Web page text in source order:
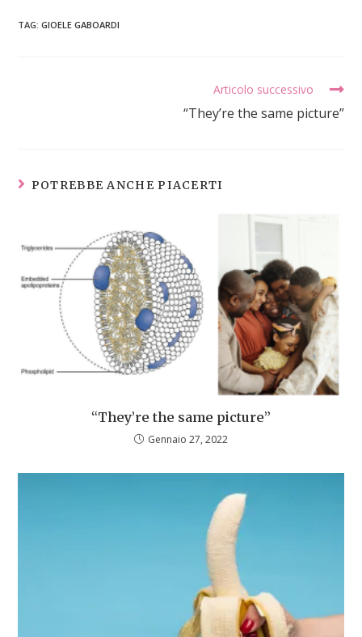
TAG:GIOELE GABOARDI
Articolo successivo
“They’re the same picture”
POTREBBE ANCHE PIACERTI
“They’re the same picture”
Gennaio 27, 2022